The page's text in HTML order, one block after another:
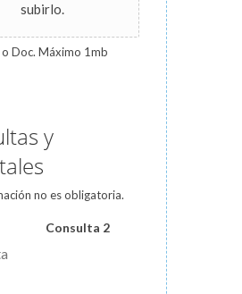
subirlo.
o Doc. Máximo 1mb
y
no es obligatoria.
Consulta 2